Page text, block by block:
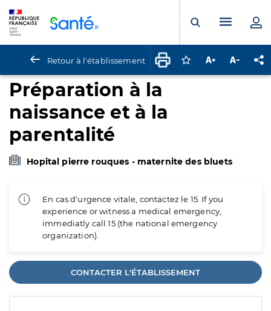
Ouvrir laMenu
Retour à l'établissement Connectez-vous
Augmenter la
Préparation à la
naissance et à la
parentalité
Hopital pierre rouques - maternite des bluets
En cas d'urgence vitale, contactez le 15. If you
experience or witness a medical emergency,
immediatly call 15 (the national emergency
organization).
CONTACTER L'ÉTABLISSEMENT